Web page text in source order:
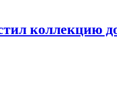
коллекцию